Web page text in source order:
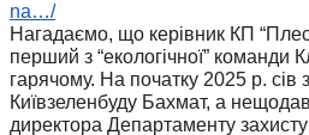
na…/
Нагадаємо, що керівник КП
перший з “екологічної” команди
гарячому. На початку 2025 р. сів
Київзеленбуду Бахмат, а
директора Департаменту